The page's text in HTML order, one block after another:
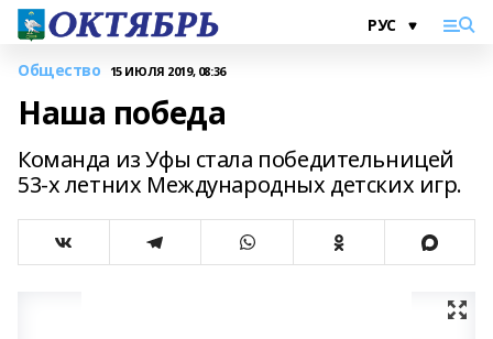
Общество 15 ИЮЛЯ 2019, 08:36
Наша победа
Команда из Уфы стала победительницей
53-х летних Международных детских игр.